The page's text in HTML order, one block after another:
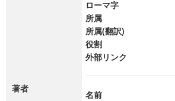
著者
ローマ字
所属
所属(翻訳)
役割
外部リンク
名前